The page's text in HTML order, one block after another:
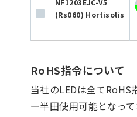
NF1203EJC-V5
(Rs060) Hortisolis
RoHS指令について
当社のLEDは全てRoHS
ー半田使用可能となって